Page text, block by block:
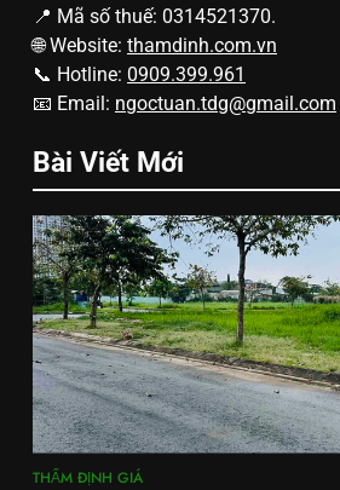
📍 Mã số thuế: 0314521370.
🌐 Website: thamdinh.com.vn
📞 Hotline: 0909.399.961
📧 Email: ngoctuan.tdg@gmail.com
Bài Viết Mới
THẨM ĐỊNH GIÁ